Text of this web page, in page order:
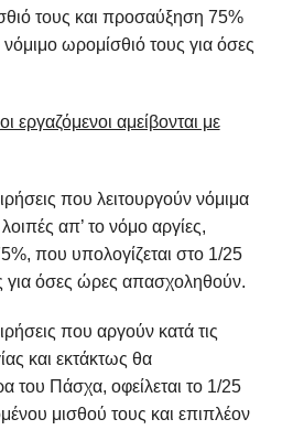
τους και προσαύξηση 75%
ωρομίσθιό τους για όσες
οι εργαζόμενοι αμείβονται με
που λειτουργούν νόμιμα
λοιπές απ’ το νόμο αργίες,
που υπολογίζεται στο 1/25
για όσες ώρες απασχοληθούν.
που αργούν κατά τις
και εκτάκτως θα
του Πάσχα, οφείλεται το 1/25
μισθού τους και επιπλέον